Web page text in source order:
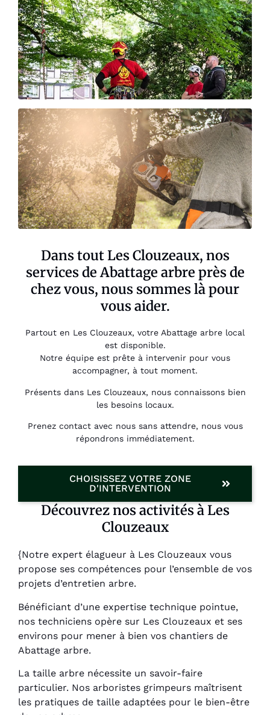
Dans tout Les Clouzeaux, nos
services de Abattage arbre près de
chez vous, nous sommes là pour
vous aider.
Partout en Les Clouzeaux, votre Abattage arbre local
est disponible.
Notre équipe est prête à intervenir pour vous
accompagner, à tout moment.
Présents dans Les Clouzeaux, nous connaissons bien
les besoins locaux.
Prenez contact avec nous sans attendre, nous vous
répondrons immédiatement.
CHOISISSEZ VOTRE ZONE
D'INTERVENTION
Découvrez nos activités à Les
Clouzeaux
{Notre expert élagueur à Les Clouzeaux vous
propose ses compétences pour l’ensemble de vos
projets d’entretien arbre.
Bénéficiant d’une expertise technique pointue,
nos techniciens opère sur Les Clouzeaux et ses
environs pour mener à bien vos chantiers de
Abattage arbre.
La taille arbre nécessite un savoir-faire
particulier. Nos arboristes grimpeurs maîtrisent
les pratiques de taille adaptées pour le bien-être